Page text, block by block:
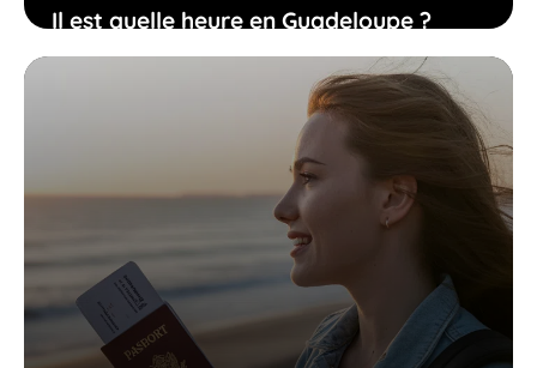
Il est quelle heure en Guadeloupe ?
Heure en direct